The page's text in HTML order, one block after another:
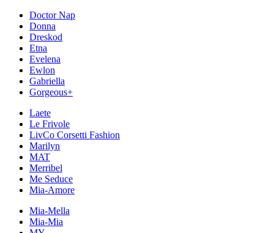
Doctor Nap
Donna
Dreskod
Etna
Evelena
Ewlon
Gabriella
Gorgeous+
Laete
Le Frivole
LivCo Corsetti Fashion
Marilyn
MAT
Merribel
Me Seduce
Mia-Amore
Mia-Mella
Mia-Mia